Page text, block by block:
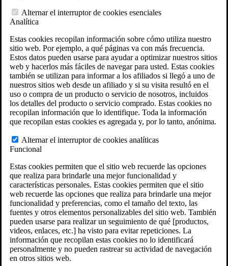
Alternar el interruptor de cookies esenciales
Analítica
Estas cookies recopilan información sobre cómo utiliza nuestro
sitio web. Por ejemplo, a qué páginas va con más frecuencia.
Estos datos pueden usarse para ayudar a optimizar nuestros sitios
web y hacerlos más fáciles de navegar para usted. Estas cookies
también se utilizan para informar a los afiliados si llegó a uno de
nuestros sitios web desde un afiliado y si su visita resultó en el
uso o compra de un producto o servicio de nosotros, incluidos
los detalles del producto o servicio comprado. Estas cookies no
recopilan información que lo identifique. Toda la información
que recopilan estas cookies es agregada y, por lo tanto, anónima.
Alternar el interruptor de cookies analíticas
Funcional
Estas cookies permiten que el sitio web recuerde las opciones
que realiza para brindarle una mejor funcionalidad y
características personales. Estas cookies permiten que el sitio
web recuerde las opciones que realiza para brindarle una mejor
funcionalidad y preferencias, como el tamaño del texto, las
fuentes y otros elementos personalizables del sitio web. También
pueden usarse para realizar un seguimiento de qué [productos,
videos, enlaces, etc.] ha visto para evitar repeticiones. La
información que recopilan estas cookies no lo identificará
personalmente y no pueden rastrear su actividad de navegación
en otros sitios web.
Calculadora de discapacidad del VA
recursos del VA
Ubicaciones de fosas de incineración militares
Localizaciones del Agente Naranja
Generador de reclamaciones VA
Evaluación Gratuita del Caso
Ley ERISA
ERISA & Incapacidad a largo plazo
Recursos sobre ERISA
Preguntas frecuentes sobre la ley ERISA
Calculadora de pago de prestaciones LTD
Gestión de legados
Áreas que Atendemos
Texas
Florida
Georgia
California
Rhode Island
Ver todas las sedes de VA Law
Ubicaciones de los abogados ERISA
Massachusetts
Rhode Island
Connecticut
New York